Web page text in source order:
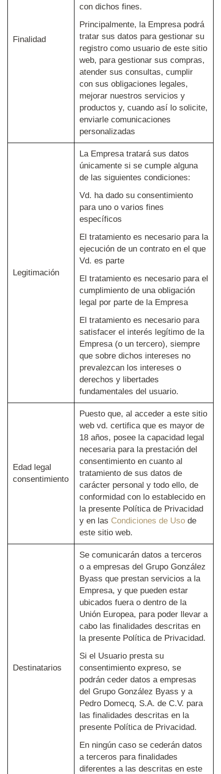
Finalidad
con dichos fines.
Principalmente, la Empresa podrá
tratar sus datos para gestionar su
registro como usuario de este sitio
web, para gestionar sus compras,
atender sus consultas, cumplir
con sus obligaciones legales,
mejorar nuestros servicios y
productos y, cuando así lo solicite,
enviarle comunicaciones
personalizadas
Legitimación
La Empresa tratará sus datos
únicamente si se cumple alguna
de las siguientes condiciones:
Vd. ha dado su consentimiento
para uno o varios fines
específicos
El tratamiento es necesario para la
ejecución de un contrato en el que
Vd. es parte
El tratamiento es necesario para el
cumplimiento de una obligación
legal por parte de la Empresa
El tratamiento es necesario para
satisfacer el interés legítimo de la
Empresa (o un tercero), siempre
que sobre dichos intereses no
prevalezcan los intereses o
derechos y libertades
fundamentales del usuario.
Edad legal
consentimiento
Puesto que, al acceder a este sitio
web vd. certifica que es mayor de
18 años, posee la capacidad legal
necesaria para la prestación del
consentimiento en cuanto al
tratamiento de sus datos de
carácter personal y todo ello, de
conformidad con lo establecido en
la presente Política de Privacidad
y en las Condiciones de Uso de
este sitio web.
Destinatarios
Se comunicarán datos a terceros
o a empresas del Grupo González
Byass que prestan servicios a la
Empresa, y que pueden estar
ubicados fuera o dentro de la
Unión Europea, para poder llevar a
cabo las finalidades descritas en
la presente Política de Privacidad.
Si el Usuario presta su
consentimiento expreso, se
podrán ceder datos a empresas
del Grupo González Byass y a
Pedro Domecq, S.A. de C.V. para
las finalidades descritas en la
presente Política de Privacidad.
En ningún caso se cederán datos
a terceros para finalidades
diferentes a las descritas en este